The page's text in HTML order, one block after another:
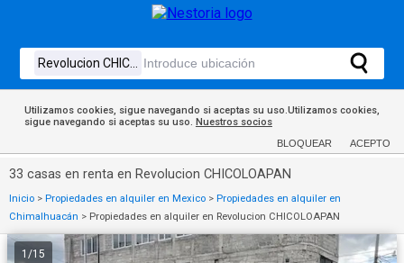
Utilizamos cookies, sigue navegando si aceptas su uso.Utilizamos cookies,
sigue navegando si aceptas su uso. Nuestros socios
BLOQUEAR ACEPTO
33 casas en renta en Revolucion CHICOLOAPAN
Inicio > Propiedades en alquiler en Mexico > Propiedades en alquiler en
Chimalhuacán > Propiedades en alquiler en Revolucion CHICOLOAPAN
1 /15